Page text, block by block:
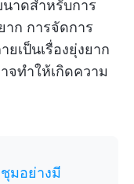
าดสำหรับการ
าก การจัดการ
เป็นเรื่องยุ่งยาก
จทำให้เกิดความ
มอย่างมี